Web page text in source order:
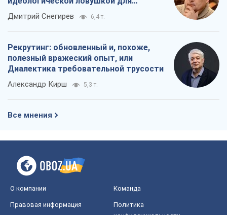
российских оккупантов
Дмитрий Снегирев 6,4 т.
Рекрутинг: обновленный и, похоже,
полезный вражеский опыт, или
Диалектика требовательной трусости
Александр Кирш 5,3 т.
Все мнения
О компании Команда
Правовая информация
Политика